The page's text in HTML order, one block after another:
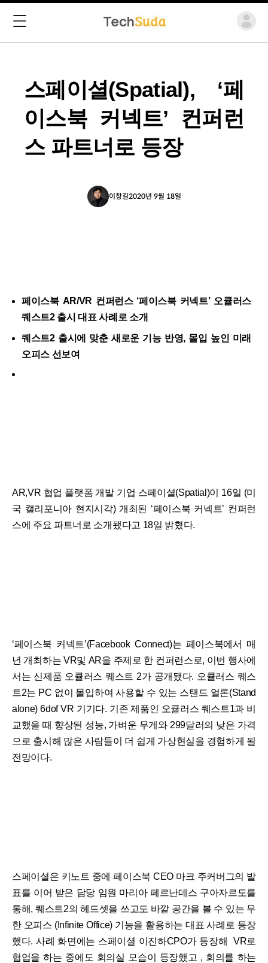
스페이셜(Spatial), ‘페
이스북 커넥트’ 컨퍼런
스 파트너로 등장
이창길2020년 9월 18일
페이스북 AR/VR 컨퍼런스 ‘페이스북 커넥트’ 오큘러스
퀘스트2 출시 대표 사례로 소개
퀘스트2 출시에 맞춘 새로운 기능 반영, 몰입 높인 미래
오피스 선보여
AR,VR 협업 플랫폼 개발 기업 스페이셜(Spatial)이 16일 (미
국 캘리포니아 현지시각) 개최된 ‘페이스북 커넥트’ 컨퍼런
스에 주요 파트너로 소개됐다고 18일 밝혔다.
‘페이스북 커넥트’(Facebook Connect)는 페이스북에서 매
년 개최하는 VR및 AR을 주제로 한 컨퍼런스로, 이번 행사에
서는 신제품 오큘러스 퀘스트 2가 공개됐다. 오큘러스 퀘스
트2는 PC 없이 몰입하여 사용할 수 있는 스탠드 얼론(Stand
alone) 6dof VR 기기다. 기존 제품인 오큘러스 퀘스트1과 비
교했을 때 향상된 성능, 가벼운 무게와 299달러의 낮은 가격
으로 출시해 많은 사람들이 더 쉽게 가상현실을 경험하게 될
전망이다.
스페이셜은 키노트 중에 페이스북 CEO 마크 주커버그의 발
표를 이어 받은 담당 임원 마리아 페르난데스 구아자르도를
통해, 퀘스트2의 헤드셋을 쓰고도 바깥 공간을 볼 수 있는 무
한 오피스 (Infinite Office) 기능을 활용하는 대표 사례로 등장
했다. 사례 화면에는 스페이셜 이진하CPO가 등장해 VR로
협업을 하는 중에도 회의실 모습이 등장했고 , 회의를 하는